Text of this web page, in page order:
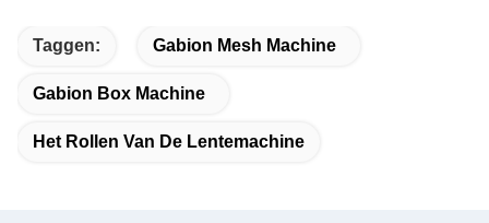
Taggen: Gabion Mesh Machine
Gabion Box Machine
Het Rollen Van De Lentemachine